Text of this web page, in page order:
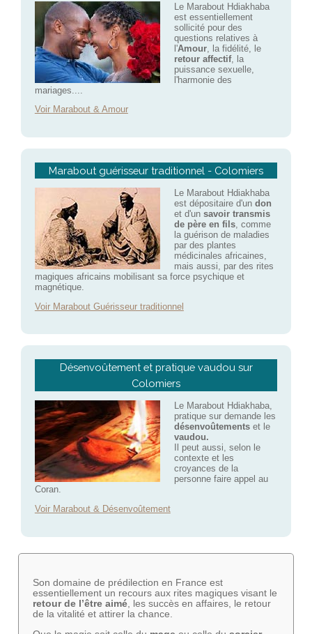
Le Marabout Hdiakhaba
est essentiellement
sollicité pour des
questions relatives à
l'Amour, la fidélité, le
retour affectif, la
puissance sexuelle,
l'harmonie des
mariages....
Voir Marabout & Amour
Marabout guérisseur traditionnel - Colomiers
Le Marabout Hdiakhaba
est dépositaire d'un don
et d'un savoir transmis
de père en fils, comme
la guérison de maladies
par des plantes
médicinales africaines,
mais aussi, par des rites
magiques africains mobilisant sa force psychique et
magnétique.
Voir Marabout Guérisseur traditionnel
Désenvoûtement et pratique vaudou sur
Colomiers
Le Marabout Hdiakhaba,
pratique sur demande les
désenvoûtementset le
vaudou.
Il peut aussi, selon le
contexte et les
croyances de la
personne faire appel au
Coran.
Voir Marabout & Désenvoûtement
Son domaine de prédilection en France est
essentiellement un recours aux rites magiques visant le
retour de l’être aimé, les succès en affaires, le retour
de la vitalité et attirer la chance.